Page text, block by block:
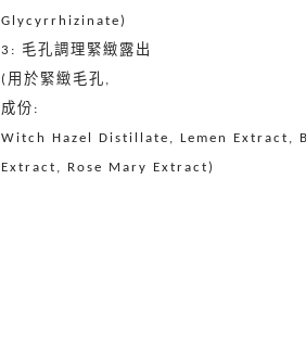
Glycyrrhizinate)
3: 毛孔調理緊緻露出
( 用於緊緻毛孔 ,
成份 :
Witch Hazel Distillate, Lemen Extract,
Extract, Rose Mary Extract)